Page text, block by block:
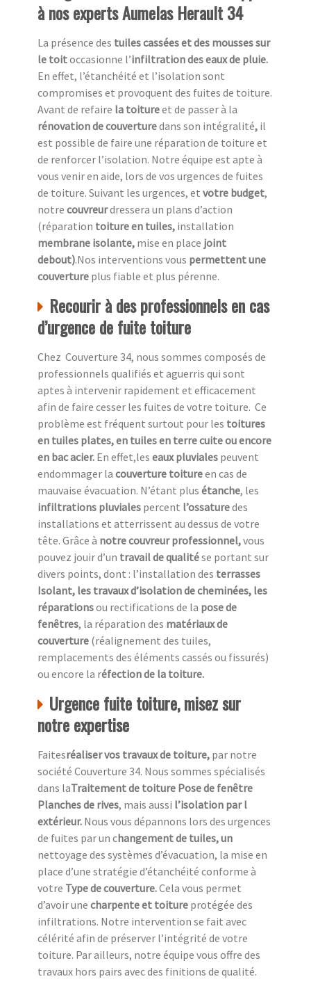
à nos experts Aumelas Herault 34
La présence des tuiles cassées et des mousses sur
le toitoccasionne l’infiltration des eaux de pluie.
En effet, l’étanchéité et l’isolation sont
compromises et provoquent des fuites de toiture.
Avant de refaire la toitureet de passer à la
rénovation de couverturedans son intégralité, il
est possible de faire une réparation de toiture et
de renforcer l’isolation. Notre équipe est apte à
vous venir en aide, lors de vos urgences de fuites
de toiture. Suivant les urgences, et votre budget,
notre couvreurdressera un plans d’action
(réparation toiture en tuiles, installation
membrane isolante, mise en place joint
debout).Nos interventions vous permettent une
couverture plus fiable et plus pérenne.
Recourir à des professionnels en cas
d’urgence de fuite toiture
Chez Couverture 34, nous sommes composés de
professionnels qualifiés et aguerris qui sont
aptes à intervenir rapidement et efficacement
afin de faire cesser les fuites de votre toiture. Ce
problème est fréquent surtout pour les toitures
en tuiles plates, en tuiles en terre cuite ou encore
en bac acier. En effet,les eaux pluviales peuvent
endommager la couverture toitureen cas de
mauvaise évacuation. N’étant plus étanche, les
infiltrations pluviales percent l’ossaturedes
installations et atterrissent au dessus de votre
tête. Grâce à notre couvreur professionnel,vous
pouvez jouir d’un travail de qualitése portant sur
divers points, dont : l’installation des terrasses
Isolant, les travaux d’isolation de cheminées, les
réparationsou rectifications de la pose de
fenêtres, la réparation des matériaux de
couverture (réalignement des tuiles,
remplacements des éléments cassés ou fissurés)
ou encore la réfection de la toiture.
Urgence fuite toiture, misez sur
notre expertise
Faitesréaliser vos travaux de toiture, par notre
société Couverture 34. Nous sommes spécialisés
dans laTraitement de toiture Pose de fenêtre
Planches de rives, mais aussi l’isolation par l
extérieur. Nous vous dépannons lors des urgences
de fuites par un changement de tuiles, un
nettoyage des systèmes d’évacuation, la mise en
place d’une stratégie d’étanchéité conforme à
votre Type de couverture.Cela vous permet
d’avoir une charpente et toiture protégée des
infiltrations. Notre intervention se fait avec
célérité afin de préserver l’intégrité de votre
toiture. Par ailleurs, notre équipe vous offre des
travaux hors pairs avec des finitions de qualité.